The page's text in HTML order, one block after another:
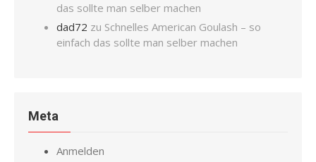
das sollte man selber machen
dad72 zu Schnelles American Goulash – so
einfach das sollte man selber machen
Meta
Anmelden